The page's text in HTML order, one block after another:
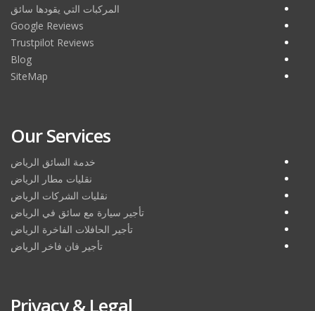
المركبات التي يقودها سائق
Google Reviews
Trustpilot Reviews
Blog
SiteMap
Our Services
خدمة السائق الرياض
نقليات مطار الرياض
نقليات الشركات الرياض
تأجير سيارة مع سائق في الرياض
تأجير الحافلات الفاخرة الرياض
تأجير فان فاخر الرياض
Privacy & Legal